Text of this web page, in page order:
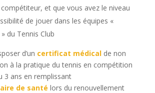
et que vous avez le niveau
de jouer dans les équipes «
du Tennis Club
d’un certificat médicalde non
à la pratique du tennis en compétition
3 ans en remplissant
de santé lors du renouvellement